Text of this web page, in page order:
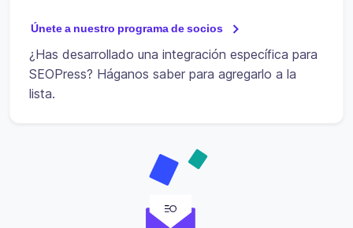
Únete a nuestro programa de socios
¿Has desarrollado una integración específica para
SEOPress? Háganos saber para agregarlo a la
lista.